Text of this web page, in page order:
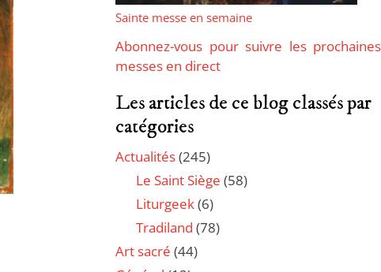
Sainte messe en semaine
Abonnez-vous pour suivre les prochaines
messes en direct
Les articles de ce blog classés par
catégories
Actualités(245)
Le Saint Siège (58)
Liturgeek(6)
Tradiland (78)
Art sacré (44)